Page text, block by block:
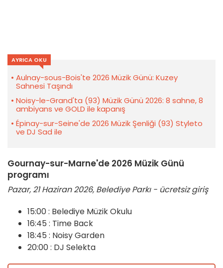
AYRICA OKU
Aulnay-sous-Bois'te 2026 Müzik Günü: Kuzey
Sahnesi Taşındı
Noisy-le-Grand'ta (93) Müzik Günü 2026: 8 sahne, 8
ambiyans ve GOLD ile kapanış
Épinay-sur-Seine'de 2026 Müzik Şenliği (93) Styleto
ve DJ Sad ile
Gournay-sur-Marne'de 2026 Müzik Günü
programı
Pazar, 21 Haziran 2026, Belediye Parkı - ücretsiz giriş
15:00 : Belediye Müzik Okulu
16:45 : Time Back
18:45 : Noisy Garden
20:00 : DJ Selekta